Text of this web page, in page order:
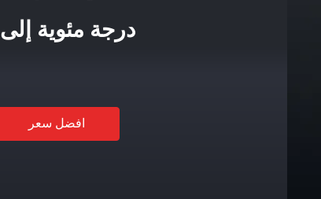
درجة مئوية إلى 60 درجة مئوية مصممة لإدارة الوصول
افضل سعر